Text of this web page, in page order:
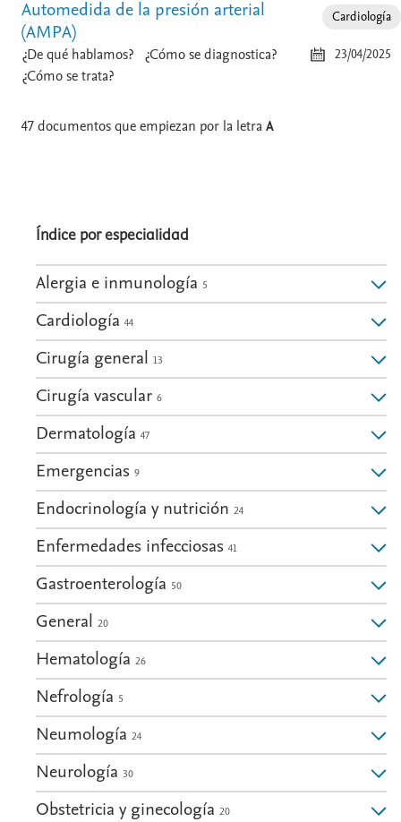
Cardiología
23/04/2025
Automedida de la presión arterial
(AMPA)
¿De qué hablamos? ¿Cómo se diagnostica?
¿Cómo se trata?
47documentos que empiezan por la letraA
Índice por especialidad
Alergia e inmunología 5
Cardiología 44
Cirugía general 13
Cirugía vascular 6
Dermatología 47
Emergencias 9
Endocrinología y nutrición 24
Enfermedades infecciosas 41
Gastroenterología 50
General 20
Hematología 26
Nefrología 5
Neumología 24
Neurología 30
Obstetricia y ginecología 20